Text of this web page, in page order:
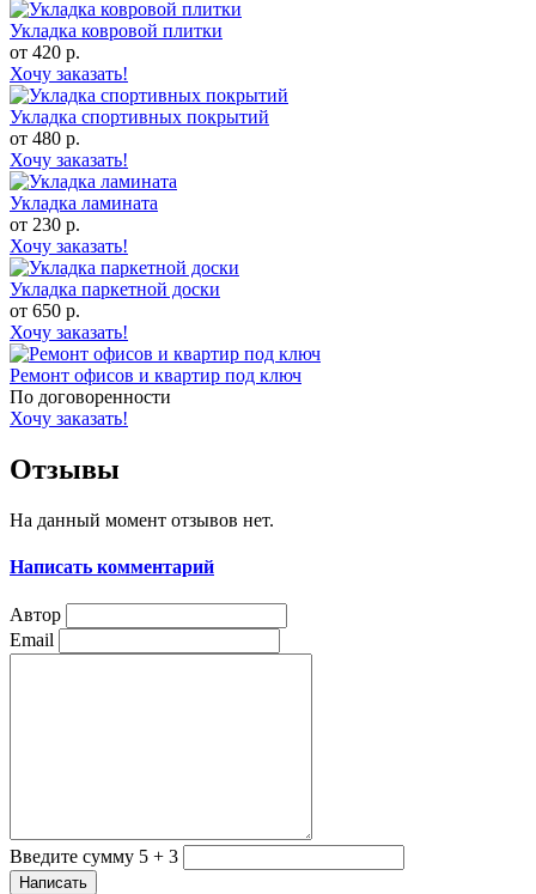
Укладка ковровой плитки
от 420 р.
Хочу заказать!
Укладка спортивных покрытий
от 480 р.
Хочу заказать!
Укладка ламината
от 230 р.
Хочу заказать!
Укладка паркетной доски
от 650 р.
Хочу заказать!
Ремонт офисов и квартир под ключ
По договоренности
Хочу заказать!
Отзывы
На данный момент отзывов нет.
Написать комментарий
Автор
Email
Введите сумму 5 + 3